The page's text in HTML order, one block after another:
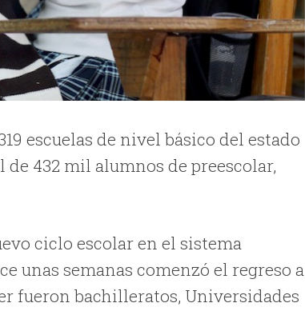
escuelas de nivel básico del estado
432 mil alumnos de preescolar,
ciclo escolar en el sistema
unas semanas comenzó el regreso a
fueron bachilleratos, Universidades